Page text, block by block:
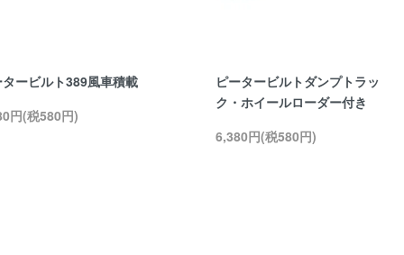
タービルト389風車積載
円(税580円)
ピータービルトダンプトラッ
ク・ホイールローダー付き
6,380円(税580円)